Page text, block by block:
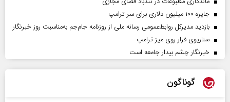
جایزه ۱۰۰ میلیون دلاری برای سر ترامپ
بازدید مدیرکل روابط‌عمومی رسانه ملی از روزنامه جام‌جم به‌مناسبت روز خبرنگار
سناریوی فرار روی میز ترامپ
خبرنگار چشم بیدار جامعه است
گوناگون